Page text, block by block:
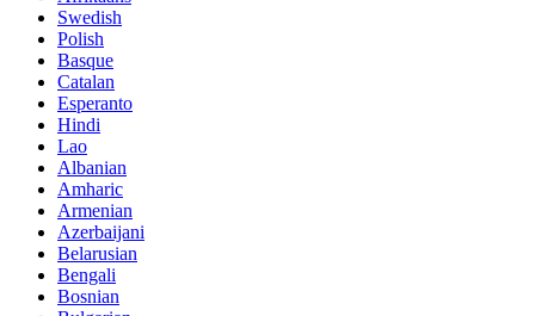
Swedish
Polish
Basque
Catalan
Esperanto
Hindi
Lao
Albanian
Amharic
Armenian
Azerbaijani
Belarusian
Bengali
Bosnian